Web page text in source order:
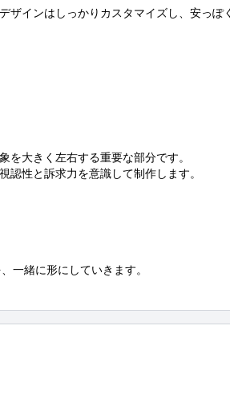
ザインはしっかりカスタマイズし、安っぽ
を大きく左右する重要な部分です。
認性と訴求力を意識して制作します。
一緒に形にしていきます。